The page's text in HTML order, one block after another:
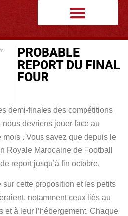
PROBABLE
REPORT DU FINAL
FOUR
demi-finales des compétitions
devrions jouer face au
. Vous savez que depuis le
Royale Marocaine de Football
report jusqu’à fin octobre.
sur cette proposition et les petits
notamment ceux liés au
et à leur l’hébergement. Chaque